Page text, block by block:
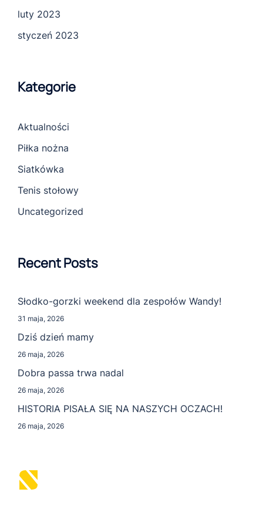
luty 2023
styczeń 2023
Kategorie
Aktualności
Piłka nożna
Siatkówka
Tenis stołowy
Uncategorized
Recent Posts
Słodko-gorzki weekend dla zespołów Wandy!
31 maja, 2026
Dziś dzień mamy
26 maja, 2026
Dobra passa trwa nadal
26 maja, 2026
HISTORIA PISAŁA SIĘ NA NASZYCH OCZACH!
26 maja, 2026